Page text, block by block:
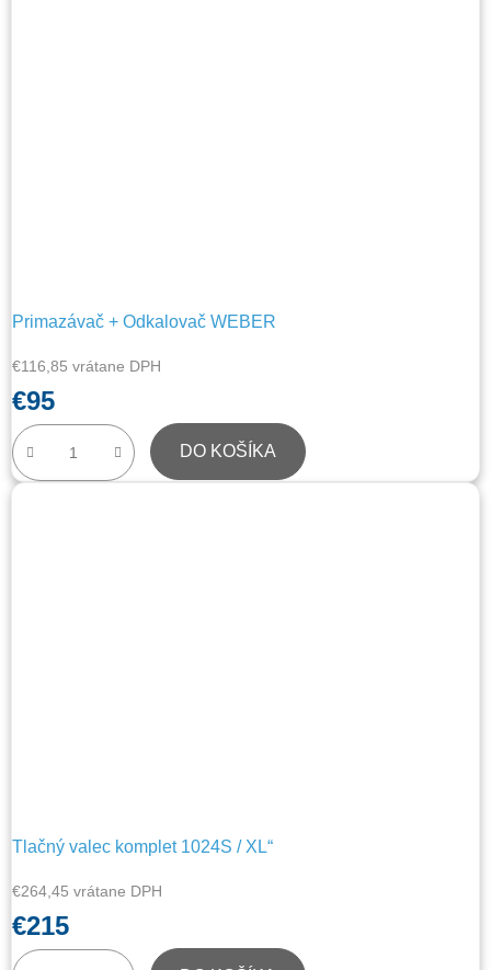
Primazávač + Odkalovač WEBER
€116,85 vrátane DPH
€95
DO KOŠÍKA
Tlačný valec komplet 1024S / XL“
€264,45 vrátane DPH
€215